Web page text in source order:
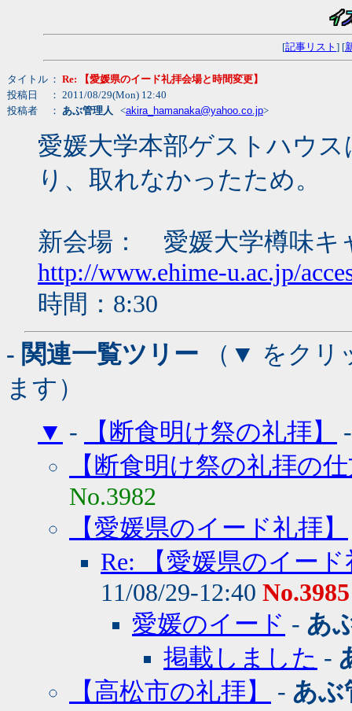
[記事リスト ] [
タイトル ： Re: 【愛媛県のイード礼拝会場と時間変更】
投稿日
： 2011/08/29(Mon) 12:40
投稿者
： あぶ管理人 <akira_hamanaka@yahoo.co.jp>
愛媛大学本部ゲストハウ
り、取れなかったため。
新会場： 愛媛大学樽味キ
http://www.ehime-u.ac.jp/
時間：8:30
- 関連一覧ツリー （▼ をクリ
ます）
▼ - 【断食明け祭の礼拝】
【断食明け祭の礼拝の
No.3982
【愛媛県のイード礼拝】
Re: 【愛媛県のイー
11/08/29-12:40 No.3985
愛媛のイード - あ
掲載しました -
【高松市の礼拝】
- あぶ